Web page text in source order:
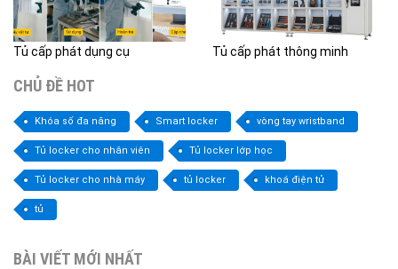
Tủ cấp phát dụng cụ Tủ cấp phát thông minh
CHỦ ĐỀ HOT
Khóa số đa năng Smart locker vòng tay wristband
Tủ locker cho nhân viên Tủ locker lớp học
Tủ locker cho nhà máy tủ locker khoá điện tử
tủ
BÀI VIẾT MỚI NHẤT